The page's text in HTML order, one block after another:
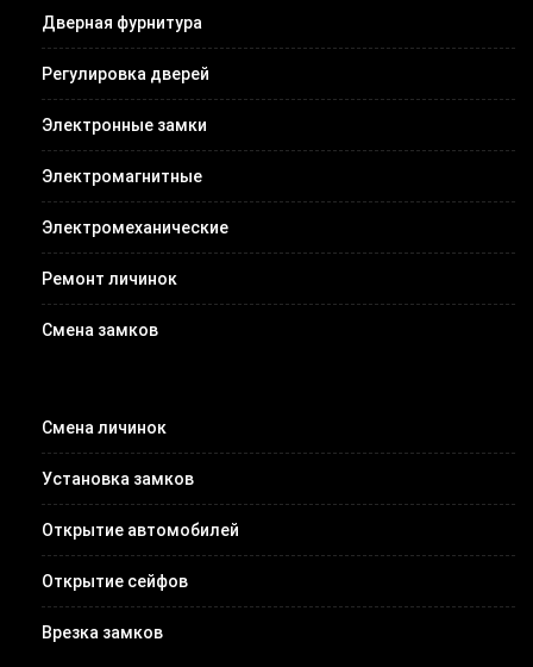
Дверная фурнитура
Регулировка дверей
Электронные замки
Электромагнитные
Электромеханические
Ремонт личинок
Смена замков
Смена личинок
Установка замков
Открытие автомобилей
Открытие сейфов
Врезка замков